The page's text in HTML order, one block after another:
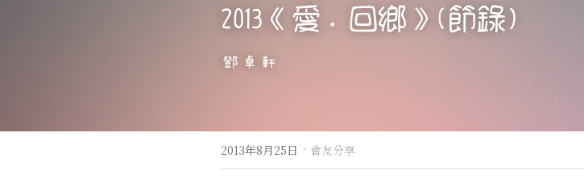
2013《愛．回鄉》(節錄)
鄧卓軒
2013年8月25日 · 會友分享